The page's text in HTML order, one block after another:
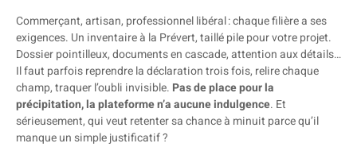
Commerçant, artisan, professionnel libéral : chaque filière a ses
exigences. Un inventaire à la Prévert, taillé pile pour votre projet.
Dossier pointilleux, documents en cascade, attention aux détails…
Il faut parfois reprendre la déclaration trois fois, relire chaque
champ, traquer l’oubli invisible. Pas de place pour la
précipitation, la plateforme n’a aucune indulgence. Et
sérieusement, qui veut retenter sa chance à minuit parce qu’il
manque un simple justificatif ?